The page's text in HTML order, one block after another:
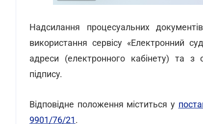
Надсилання процесуальних
використання сервісу «Електронний
адреси (електронного кабінету) та з
підпису.
Відповідне положення міститься у
9901/76/21.